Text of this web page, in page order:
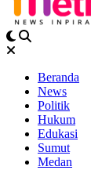
Beranda
News
Politik
Hukum
Edukasi
Sumut
Medan